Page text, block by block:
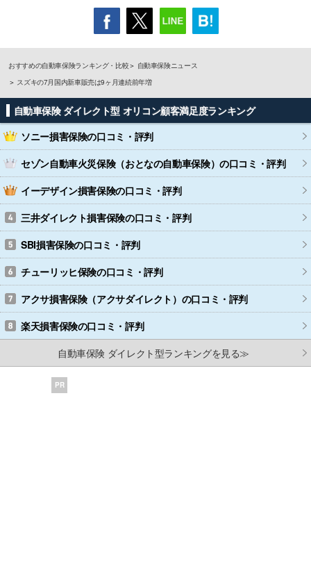
おすすめの自動車保険ランキング・比較
自動車保険ニュース
スズキの7月国内新車販売は9ヶ月連続前年増
自動車保険 ダイレクト型 オリコン顧客満足度ランキング
ソニー損害保険の口コミ・評判
セゾン自動車火災保険（おとなの自動車保険）の口コミ・評判
イーデザイン損害保険の口コミ・評判
三井ダイレクト損害保険の口コミ・評判
SBI損害保険の口コミ・評判
チューリッヒ保険の口コミ・評判
アクサ損害保険（アクサダイレクト） の口コミ・評判
楽天損害保険の口コミ・評判
自動車保険 ダイレクト型ランキングを見る≫
PR